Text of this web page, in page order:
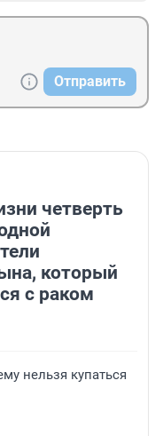
Отправить
четверть
который
с раком
нельзя купаться